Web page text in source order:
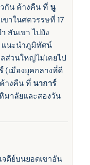
กัน ค้างคืน ที่ นู
าในศตวรรษที่ 17
สันเขา ไปยัง
นะนําภูมิทัศน์
ส่วนใหญ่ไม่เคยไป
(เมืองยุคกลางที่ดี
างคืน ที่ นาการ์
มาลัยและสองวัน
ดีย์บนยอดเขาอัน